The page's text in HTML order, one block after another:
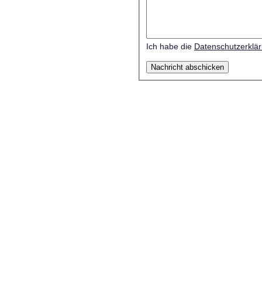
Ich habe die